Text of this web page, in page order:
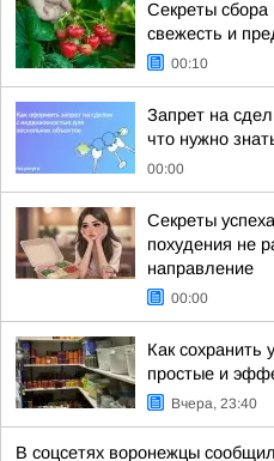
Секреты сбора
свежесть и
00:10
Запрет на
что нужно
00:00
Секреты
похудения не
направление
00:00
Как сохранить
простые и
Вчера, 23:40
В соцсетях воронежцы